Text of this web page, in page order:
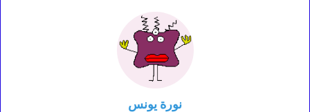
نورة يونس